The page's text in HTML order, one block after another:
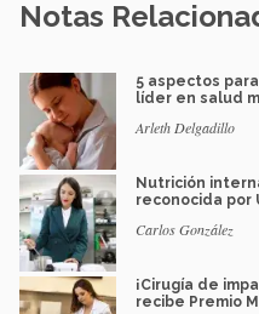
Notas
5 aspectos
líder en salud
Arleth Delgadillo
Nutrición
reconocida por
Carlos González
¡Cirugía de
recibe Premio